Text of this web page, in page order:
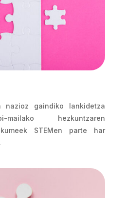
nazioz gaindiko lankidetza
hezkuntzaren
STEMen parte har